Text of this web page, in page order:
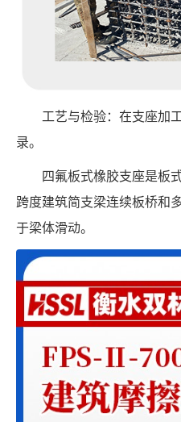
工艺与检验：在支座加
录。
四氟板式橡胶支座是板
跨度建筑简支梁连续板桥和
于梁体滑动。